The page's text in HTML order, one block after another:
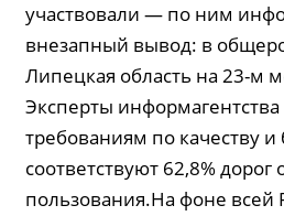
участвовали — по ним
внезапный вывод: в
Липецкая область на 23-м
Эксперты
требованиям по качеству и
соответствуют 62,8% дорог
пользования.На фоне всей